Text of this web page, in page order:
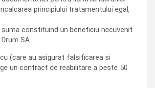
principiului tratamentului egal,
constituind un beneficiu necuvenit
SA.
(care au asigurat falsificarea si
un contract de reabilitare a peste 50